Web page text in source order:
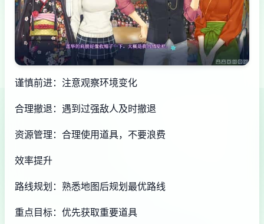
谨慎前进：注意观察环境变化
合理撤退：遇到过强敌人及时撤退
资源管理：合理使用道具，不要浪费
效率提升
路线规划：熟悉地图后规划最优路线
重点目标：优先获取重要道具